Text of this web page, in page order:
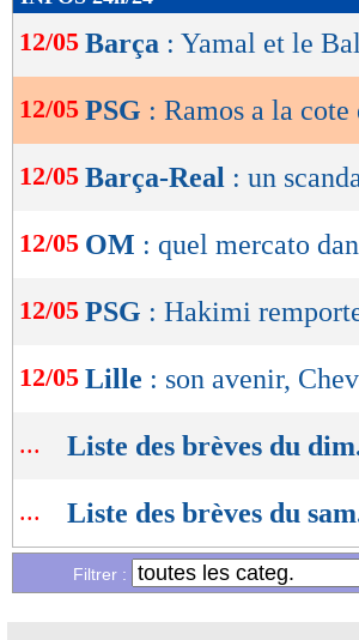
de
lecture
OK
12/05 Barça : Yamal et le
12/05 PSG : Ramos a la cote
12/05 Barça-Real : un
12/05 OM : quel mercato
12/05 PSG : Hakimi
12/05 Lille : son avenir,
... Liste des brèves du
... Liste des brèves du
Filtrer :